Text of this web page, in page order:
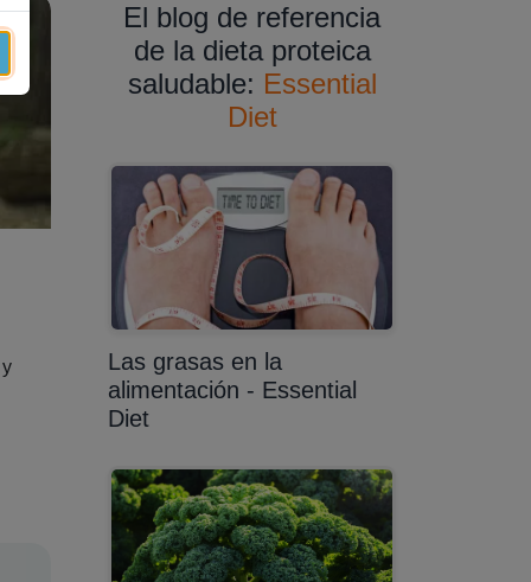
El blog de referencia
de la dieta proteica
saludable: Essential
Diet
Las grasas en la
alimentación - Essential
Diet